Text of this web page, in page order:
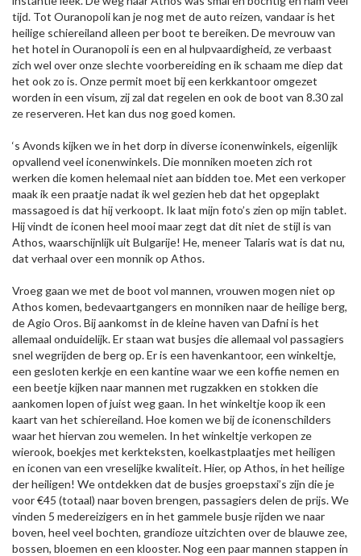
tijd. Tot Ouranopoli kan je nog met de auto reizen, vandaar is het
heilige schiereiland alleen per boot te bereiken. De mevrouw van
het hotel in Ouranopoli is een en al hulpvaardigheid, ze verbaast
zich wel over onze slechte voorbereiding en ik schaam me diep dat
het ook zo is. Onze permit moet bij een kerkkantoor omgezet
worden in een visum, zij zal dat regelen en ook de boot van 8.30 zal
ze reserveren. Het kan dus nog goed komen.
‘s Avonds kijken we in het dorp in diverse iconenwinkels, eigenlijk
opvallend veel iconenwinkels. Die monniken moeten zich rot
werken die komen helemaal niet aan bidden toe. Met een verkoper
maak ik een praatje nadat ik wel gezien heb dat het opgeplakt
massagoed is dat hij verkoopt. Ik laat mijn foto’s zien op mijn tablet.
Hij vindt de iconen heel mooi maar zegt dat dit niet de stijl is van
Athos, waarschijnlijk uit Bulgarije! He, meneer Talaris wat is dat nu,
dat verhaal over een monnik op Athos.
Vroeg gaan we met de boot vol mannen, vrouwen mogen niet op
Athos komen, bedevaartgangers en monniken naar de heilige berg,
de Agio Oros. Bij aankomst in de kleine haven van Dafni is het
allemaal onduidelijk. Er staan wat busjes die allemaal vol passagiers
snel wegrijden de berg op. Er is een havenkantoor, een winkeltje,
een gesloten kerkje en een kantine waar we een koffie nemen en
een beetje kijken naar mannen met rugzakken en stokken die
aankomen lopen of juist weg gaan. In het winkeltje koop ik een
kaart van het schiereiland. Hoe komen we bij de iconenschilders
waar het hiervan zou wemelen. In het winkeltje verkopen ze
wierook, boekjes met kerkteksten, koelkastplaatjes met heiligen
en iconen van een vreselijke kwaliteit. Hier, op Athos, in het heilige
der heiligen! We ontdekken dat de busjes groepstaxi’s zijn die je
voor €45 (totaal) naar boven brengen, passagiers delen de prijs. We
vinden 5 medereizigers en in het gammele busje rijden we naar
boven, heel veel bochten, grandioze uitzichten over de blauwe zee,
bossen, bloemen en een klooster. Nog een paar mannen stappen in